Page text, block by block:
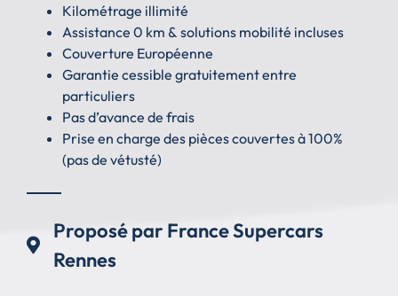
Kilométrage illimité
Assistance 0 km & solutions mobilité incluses
Couverture Européenne
Garantie cessible gratuitement entre
particuliers
Pas d’avance de frais
Prise en charge des pièces couvertes à 100%
(pas de vétusté)
Proposé par France Supercars
Rennes